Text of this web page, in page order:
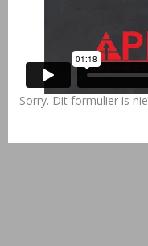
Sorry. Dit formulier is